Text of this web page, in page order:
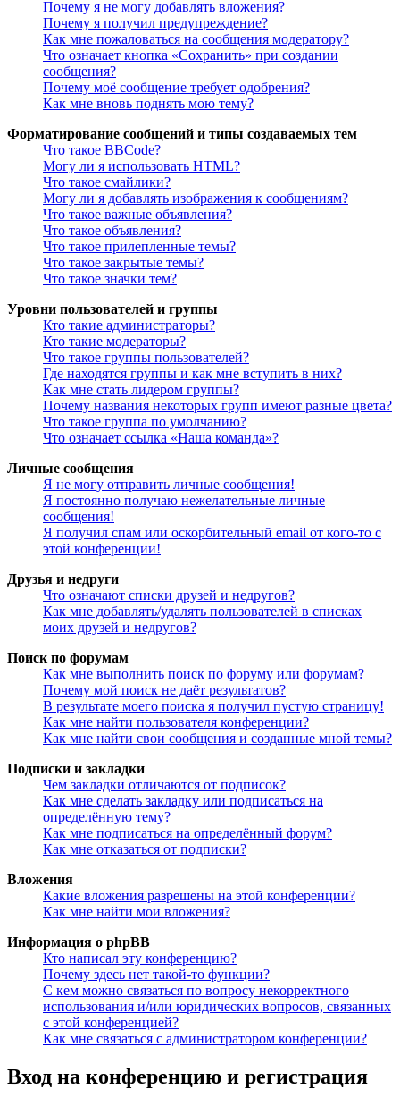
Почему я не могу добавлять вложения?
Почему я получил предупреждение?
Как мне пожаловаться на сообщения модератору?
Что означает кнопка «Сохранить» при создании
сообщения?
Почему моё сообщение требует одобрения?
Как мне вновь поднять мою тему?
Форматирование сообщений и типы создаваемых тем
Что такое BBCode?
Могу ли я использовать HTML?
Что такое смайлики?
Могу ли я добавлять изображения к сообщениям?
Что такое важные объявления?
Что такое объявления?
Что такое прилепленные темы?
Что такое закрытые темы?
Что такое значки тем?
Уровни пользователей и группы
Кто такие администраторы?
Кто такие модераторы?
Что такое группы пользователей?
Где находятся группы и как мне вступить в них?
Как мне стать лидером группы?
Почему названия некоторых групп имеют разные цвета?
Что такое группа по умолчанию?
Что означает ссылка «Наша команда»?
Личные сообщения
Я не могу отправить личные сообщения!
Я постоянно получаю нежелательные личные
сообщения!
Я получил спам или оскорбительный email от кого-то с
этой конференции!
Друзья и недруги
Что означают списки друзей и недругов?
Как мне добавлять/удалять пользователей в списках
моих друзей и недругов?
Поиск по форумам
Как мне выполнить поиск по форуму или форумам?
Почему мой поиск не даёт результатов?
В результате моего поиска я получил пустую страницу!
Как мне найти пользователя конференции?
Как мне найти свои сообщения и созданные мной темы?
Подписки и закладки
Чем закладки отличаются от подписок?
Как мне сделать закладку или подписаться на
определённую тему?
Как мне подписаться на определённый форум?
Как мне отказаться от подписки?
Вложения
Какие вложения разрешены на этой конференции?
Как мне найти мои вложения?
Информация о phpBB
Кто написал эту конференцию?
Почему здесь нет такой-то функции?
С кем можно связаться по вопросу некорректного
использования и/или юридических вопросов, связанных
с этой конференцией?
Как мне связаться с администратором конференции?
Вход на конференцию и регистрация